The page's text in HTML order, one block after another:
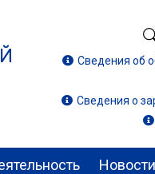
Сведения об
Сведения о